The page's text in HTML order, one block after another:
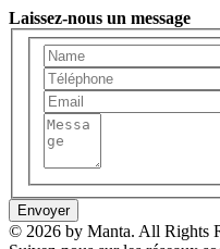
Laissez-nous un message
Envoyer
© 2026 by Manta. All Rights